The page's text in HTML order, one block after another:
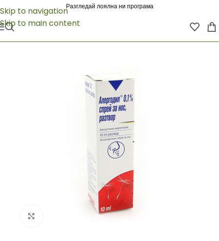
Skip to navigation
Skip to main content
Разгледай лоялна ни програма
Click to enlarge